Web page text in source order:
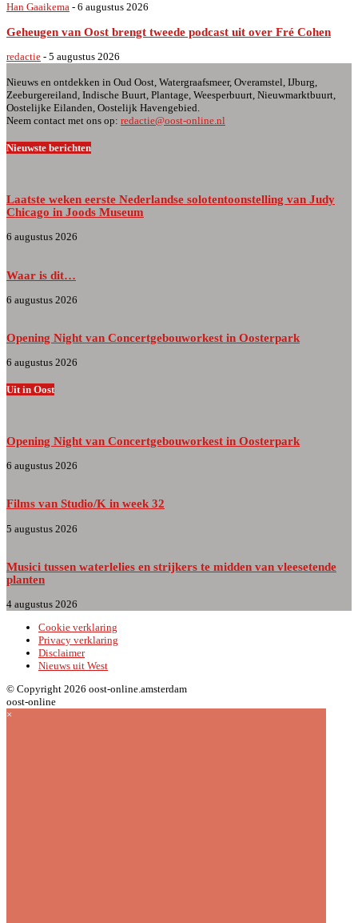
Han Gaaikema - 6 augustus 2026
Geheugen van Oost brengt tweede podcast uit over Fré Cohen
redactie - 5 augustus 2026
Nieuws en ontdekken in Oud Oost, Watergraafsmeer, Overamstel, IJburg,
Zeeburgereiland, Indische Buurt, Plantage, Weesperbuurt, Nieuwmarktbuurt,
Oostelijke Eilanden, Oostelijk Havengebied.
Neem contact met ons op: redactie@oost-online.nl
Nieuwste berichten
Laatste weken eerste Nederlandse solotentoonstelling van Judy
Chicago in Joods Museum
6 augustus 2026
Waar is dit…
6 augustus 2026
Opening Night van Concertgebouworkest in Oosterpark
6 augustus 2026
Uit in Oost
Opening Night van Concertgebouworkest in Oosterpark
6 augustus 2026
Films van Studio/K in week 32
5 augustus 2026
Musici tussen waterlelies en strijkers te midden van vleesetende
planten
4 augustus 2026
Cookie verklaring
Privacy verklaring
Disclaimer
Nieuws uit West
© Copyright 2026 oost-online.amsterdam
oost-online
×